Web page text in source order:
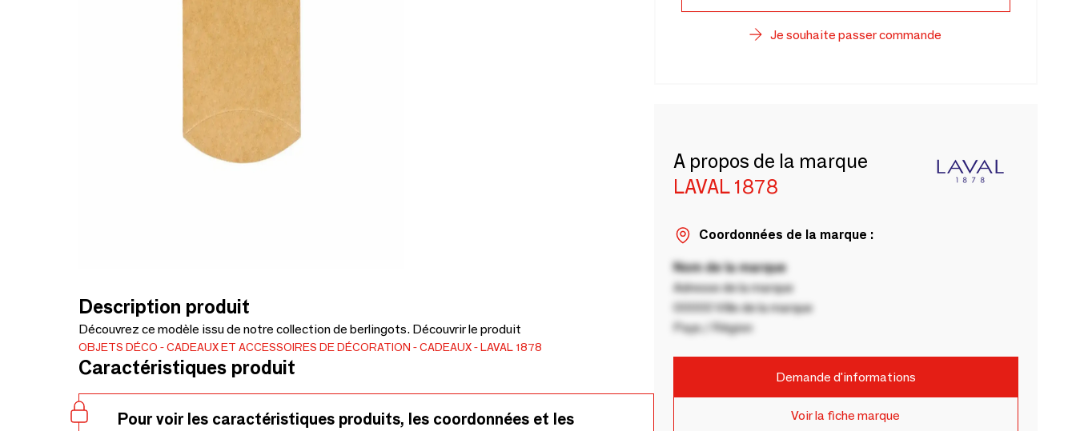
Description produit
Découvrez ce modèle issu de notre collection de berlingots. Découvrir le produit
OBJETS DÉCO CADEAUX ET ACCESSOIRES DE DÉCORATION CADEAUX LAVAL 1878
Caractéristiques produit
Pour voir les caractéristiques produits, les coordonnées et les
Je souhaite passer commande
A propos de la marque
LAVAL 1878
Coordonnées de la marque :
Nom de la marque
Adresse de la marque
00000 Ville de la marque
Pays / Région
Demande d'informations
Voir la fiche marque